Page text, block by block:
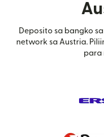
Deposito sa bangko
network sa Austria.
para